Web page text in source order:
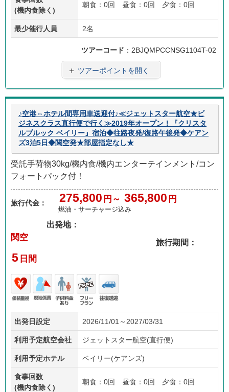
(機内食除く)
朝食：0回 昼食：0回 夕食：0回
最少催行人員 2名
ツアーコード ：2BJQMPCCNSG1104T-02
＋ ツアーポイントを開く
♪空港⇔ホテル間専用車送迎付♪≪ジェットスター航空★ビ
ジネスクラス直行便で行く≫2019年オープン！『クリスタ
ルブルック ベイリー』宿泊◆往路夜発/復路午後発◆ケアン
ズ3泊5日◆関空発★部屋指定なし★
受託手荷物30kg/機内食/機内エンターテインメント/コン
フォートパック付！
旅行代金： 275,800 円～ 365,800 円
燃油・サーチャージ込み
出発地：
関空
旅行期間：
5 日間
価格
重視
現地
係員
子供
あり
フリ
ープ
ラン
往復
送迎
出発日設定 2026/11/01～2027/03/31
利用予定航空会社 ジェットスター航空(直行便)
利用予定ホテル ベイリー(ケアンズ)
食事回数
(機内食除く)
朝食：0回 昼食：0回 夕食：0回